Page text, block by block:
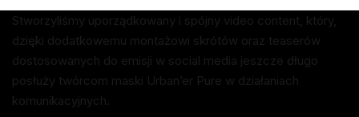
Stworzyliśmy uporządkowany i spójny video content, który,
dzięki dodatkowemu montażowi skrótów oraz teaserów
dostosowanych do emisji w social media jeszcze długo
posłuży twórcom maski Urban’er Pure w działaniach
komunikacyjnych.